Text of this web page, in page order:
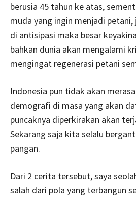
berusia 45 tahun ke atas,
muda yang ingin menjadi
di antisipasi maka besar
bahkan dunia akan mengalami
mengingat regenerasi petani
Indonesia pun tidak akan
demografi di masa yang akan
puncaknya diperkirakan akan
Sekarang saja kita selalu
pangan.
Dari 2 cerita tersebut, saya
salah dari pola yang terbangun